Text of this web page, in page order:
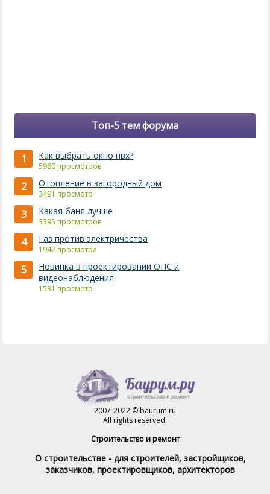
Топ-5 тем форума
1 Как выбрать окно пвх?
5980 просмотров
2 Отопление в загородный дом
3491 просмотр
3 Какая баня лучше
3395 просмотров
4 Газ против электричества
1942 просмотра
5
Новинка в проектировании ОПС и
видеонаблюдения
1531 просмотр
2007-2022 © baurum.ru
All rights reserved.
Строительство и ремонт
О строительстве - для строителей, застройщиков,
заказчиков, проектировщиков, архитекторов